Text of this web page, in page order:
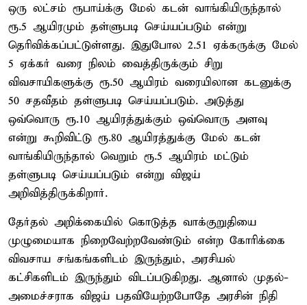
ஒரு லட்சம் ரூபாய்க்கு மேல் கடன் வாங்கியிருந்தால்
ரூ.5 ஆயிரமும் தள்ளுபடி செய்யப்படும் என்று
தெரிவிக்கப்பட்டுள்ளது. இதுபோல 2.51 ஏக்கருக்கு மேல்
5 ஏக்கர் வரை நிலம் வைத்திருக்கும் சிறு
விவசாயிகளுக்கு ரூ.50 ஆயிரம் வரையிலான கடனுக்கு
50 சதவீதம் தள்ளுபடி செய்யப்படும். அடுத்து
ஒவ்வொரு ரூ.10 ஆயிரத்துக்கும் ஒவ்வொரு அளவு
என்று கூறிவிட்டு ரூ.80 ஆயிரத்துக்கு மேல் கடன்
வாங்கியிருந்தால் வெறும் ரூ.5 ஆயிரம் மட்டும்
தள்ளுபடி செய்யப்படும் என்று விஜய்
அறிவித்திருக்கிறார்.
தேர்தல் அறிக்கையில் கொடுத்த வாக்குறுதியை
முழுமையாக நிறைவேற்றவேண்டும் என்ற கோரிக்கை
விவசாய சங்கங்களிடம் இருந்தும், அரசியல்
கட்சிகளிடம் இருந்தும் விடப்படுகிறது. ஆனால் முதல்-
அமைச்சராக விஜய் பதவியேற்றபோதே அரசின் நிதி